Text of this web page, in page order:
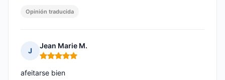
Opinión traducida
J
Jean Marie M.
Nota: 5 de 5
afeitarse bien